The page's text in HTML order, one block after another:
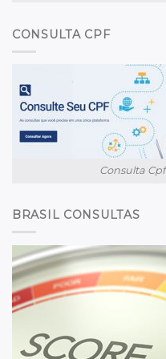
CONSULTA CPF
Consulta Cpf
BRASIL CONSULTAS